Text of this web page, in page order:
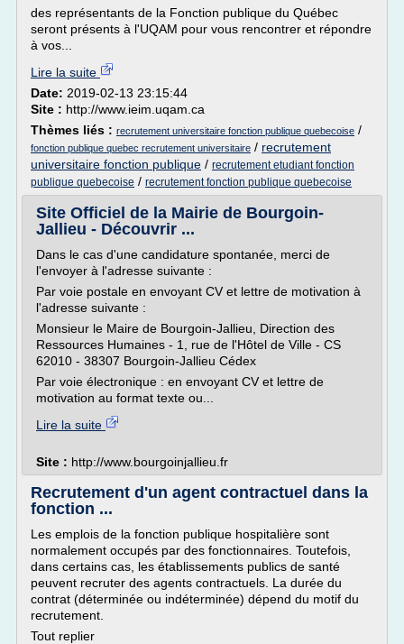
des représentants de la Fonction publique du Québec
seront présents à l'UQAM pour vous rencontrer et répondre
à vos...
Lire la suite
Date: 2019-02-13 23:15:44
Site : http://www.ieim.uqam.ca
Thèmes liés : recrutement universitaire fonction publique quebecoise /
fonction publique quebec recrutement universitaire / recrutement
universitaire fonction publique / recrutement etudiant fonction
publique quebecoise / recrutement fonction publique quebecoise
Site Officiel de la Mairie de Bourgoin-
Jallieu - Découvrir ...
Dans le cas d'une candidature spontanée, merci de
l'envoyer à l'adresse suivante :
Par voie postale en envoyant CV et lettre de motivation à
l'adresse suivante :
Monsieur le Maire de Bourgoin-Jallieu, Direction des
Ressources Humaines - 1, rue de l'Hôtel de Ville - CS
62010 - 38307 Bourgoin-Jallieu Cédex
Par voie électronique : en envoyant CV et lettre de
motivation au format texte ou...
Lire la suite
Site : http://www.bourgoinjallieu.fr
Recrutement d'un agent contractuel dans la
fonction ...
Les emplois de la fonction publique hospitalière sont
normalement occupés par des fonctionnaires. Toutefois,
dans certains cas, les établissements publics de santé
peuvent recruter des agents contractuels. La durée du
contrat (déterminée ou indéterminée) dépend du motif du
recrutement.
Tout replier